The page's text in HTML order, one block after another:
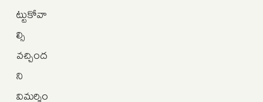
ట్టుకోవా
ల్సి
వచ్చింద
ని
విమర్శిం